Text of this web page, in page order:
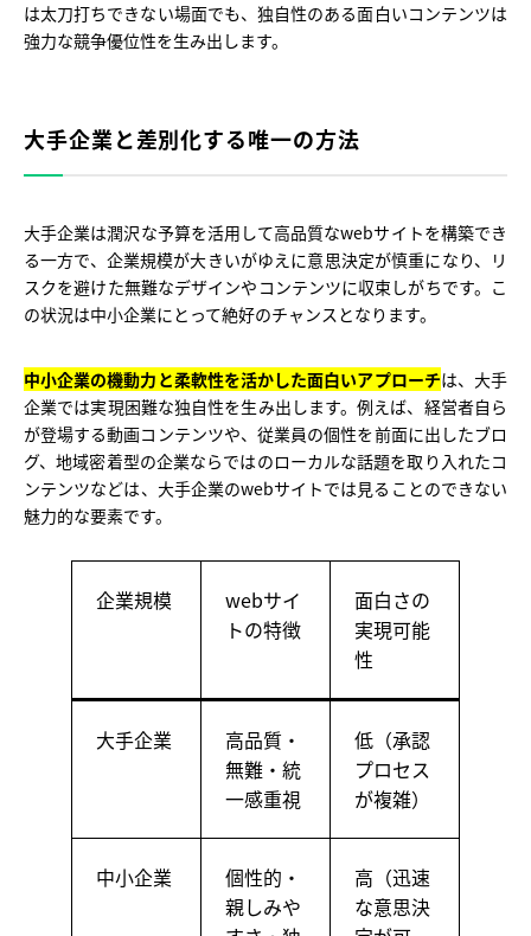
は太刀打ちできない場面でも、独自性のある面白いコンテンツは
強力な競争優位性を生み出します。
大手企業と差別化する唯一の方法
大手企業は潤沢な予算を活用して高品質なwebサイトを構築でき
る一方で、企業規模が大きいがゆえに意思決定が慎重になり、リ
スクを避けた無難なデザインやコンテンツに収束しがちです。こ
の状況は中小企業にとって絶好のチャンスとなります。
中小企業の機動力と柔軟性を活かした面白いアプローチは、大手
企業では実現困難な独自性を生み出します。例えば、経営者自ら
が登場する動画コンテンツや、従業員の個性を前面に出したブロ
グ、地域密着型の企業ならではのローカルな話題を取り入れたコ
ンテンツなどは、大手企業のwebサイトでは見ることのできない
魅力的な要素です。
企業規模
webサイ
トの特徴
面白さの
実現可能
性
大手企業
高品質・
無難・統
一感重視
低（承認
プロセス
が複雑）
中小企業
個性的・
親しみや
高（迅速
な意思決